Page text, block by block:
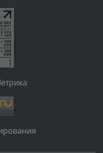
после проверки
после проверки
после проверки